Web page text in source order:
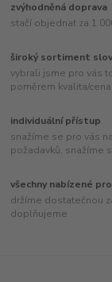
zvýhodněná doprava
stačí objednat za
široký sortiment
vybrali jsme pro vás
poměrem kvalita/cena
individuální přístup
snažíme se pro vás
požadavků, snažíme
všechny nabízené
držíme dostatečnou
doplňujeme